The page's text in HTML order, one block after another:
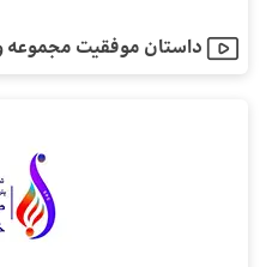
داستان موفقیت